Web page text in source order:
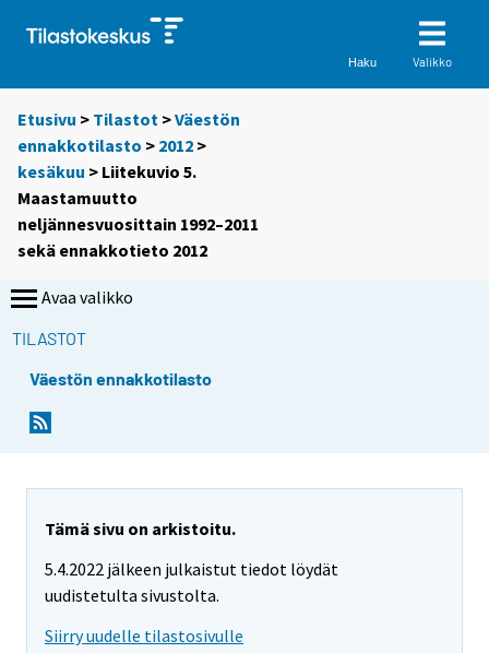
Haku Valikko
Etusivu > Tilastot >Väestön
ennakkotilasto > 2012 >
kesäkuu > Liitekuvio 5.
Maastamuutto
neljännesvuosittain 1992–2011
sekä ennakkotieto 2012
Avaa valikko
TILASTOT
Väestön ennakkotilasto
Tämä sivu on arkistoitu.
5.4.2022 jälkeen julkaistut tiedot löydät
uudistetulta sivustolta.
Siirry uudelle tilastosivulle